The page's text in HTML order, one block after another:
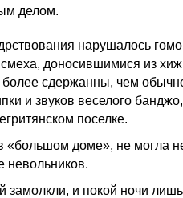
делом.
нарушалось
доносившимися из
сдержанны, чем
и звуков веселого
поселке.
«большом доме», не могла
невольников.
замолкли, и покой ночи